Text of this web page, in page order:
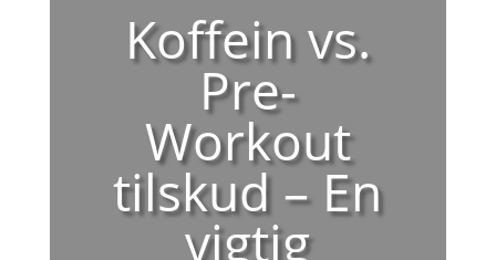
Koffein vs.
Pre-
Workout
tilskud – En
vigtig